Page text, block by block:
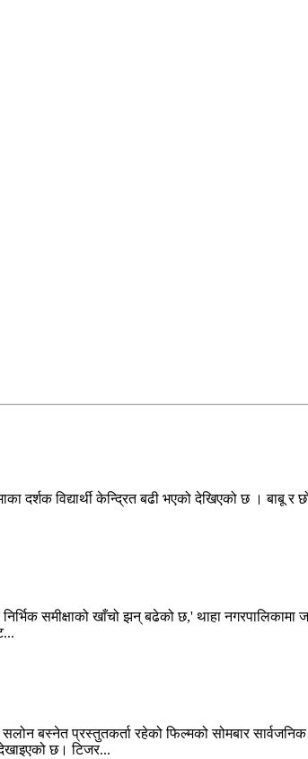
दर्शक विद्यार्थी केन्द्रित बढी भएको देखिएको छ । बाबू र
समीक्षाको खाँचो झन् बढेको छ,' थाहा
सलोन बस्नेत प्रस्तुतकर्ता रहेको फिल्मको सोमबार
छ। टिजर...